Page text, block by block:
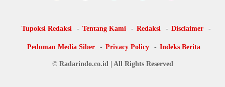
Tupoksi Redaksi Tentang Kami Redaksi Disclaimer
Pedoman Media Siber Privacy Policy Indeks Berita
© Radarindo.co.id | All Rights Reserved